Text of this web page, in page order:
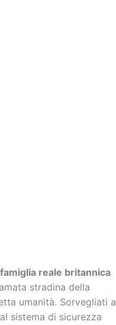
famiglia reale britannica
stradina della
umanità. Sorvegliati a
sistema di sicurezza